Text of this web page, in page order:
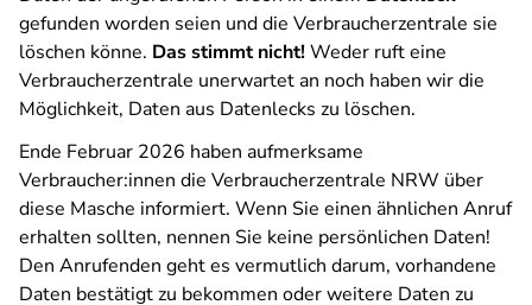
gefunden worden seien und die Verbraucherzentrale sie
löschen könne. Das stimmt nicht!Weder ruft eine
Verbraucherzentrale unerwartet an noch haben wir die
Möglichkeit, Daten aus Datenlecks zu löschen.
Ende Februar 2026 haben aufmerksame
Verbraucher:innen die Verbraucherzentrale NRW über
diese Masche informiert. Wenn Sie einen ähnlichen Anruf
erhalten sollten, nennen Sie keine persönlichen Daten!
Den Anrufenden geht es vermutlich darum, vorhandene
Daten bestätigt zu bekommen oder weitere Daten zu